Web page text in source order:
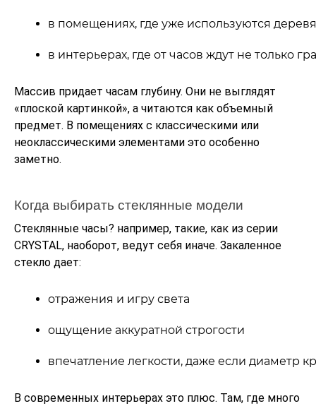
в помещениях, где уже используются
в интерьерах, где от часов ждут не только
Массив придает часам глубину. Они не выглядят
«плоской картинкой», а читаются как объемный
предмет. В помещениях с классическими или
неоклассическими элементами это особенно
заметно.
Когда выбирать стеклянные модели
Стеклянные часы? например, такие, как из серии
CRYSTAL, наоборот, ведут себя иначе. Закаленное
стекло дает:
отражения и игру света
ощущение аккуратной строгости
впечатление легкости, даже если диаметр
В современных интерьерах это плюс. Там, где много